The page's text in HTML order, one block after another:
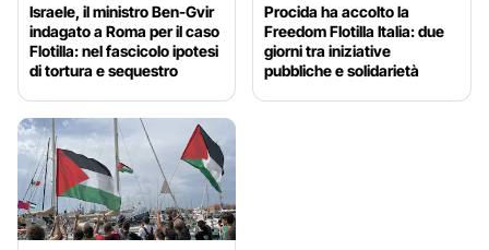
Israele, il ministro Ben-Gvir
indagato a Roma per il caso
Flotilla: nel fascicolo ipotesi
di tortura e sequestro
Procida ha accolto la
Freedom Flotilla Italia: due
giorni tra iniziative
pubbliche e solidarietà